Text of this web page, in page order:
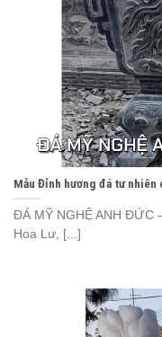
Mẫu Đỉnh hương đá tư nhiên
ĐÁ MỸ NGHỆ ANH ĐỨC
Hoa Lư, [...]